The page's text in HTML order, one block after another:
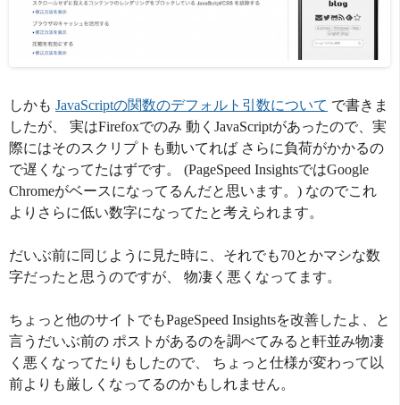
しかも JavaScriptの関数のデフォルト引数について で書きま
したが、 実はFirefoxでのみ 動くJavaScriptがあったので、実
際にはそのスクリプトも動いてれば さらに負荷がかかるの
で遅くなってたはずです。 (PageSpeed InsightsではGoogle
Chromeがベースになってるんだと思います。) なのでこれ
よりさらに低い数字になってたと考えられます。
だいぶ前に同じように見た時に、それでも70とかマシな数
字だったと思うのですが、 物凄く悪くなってます。
ちょっと他のサイトでもPageSpeed Insightsを改善したよ、と
言うだいぶ前の ポストがあるのを調べてみると軒並み物凄
く悪くなってたりもしたので、 ちょっと仕様が変わって以
前よりも厳しくなってるのかもしれません。